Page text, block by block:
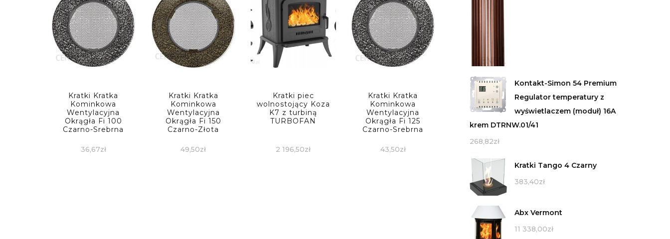
Kratki Kratka
Kominkowa
Wentylacyjna
Okrągła Fi 100
Czarno-Srebrna
36,67zł
Kratki Kratka
Kominkowa
Wentylacyjna
Okrągła Fi 150
Czarno-Złota
49,50zł
Kratki piec
wolnostojący Koza
K7 z turbiną
TURBOFAN
2 196,50zł
Kratki Kratka
Kominkowa
Wentylacyjna
Okrągła Fi 125
Czarno-Srebrna
43,50zł
Kontakt-Simon 54 Premium
Regulator temperatury z
wyświetlaczem (moduł) 16A
krem DTRNW.01/41
268,82zł
Kratki Tango 4 Czarny
383,40zł
Abx Vermont
11 338,00zł